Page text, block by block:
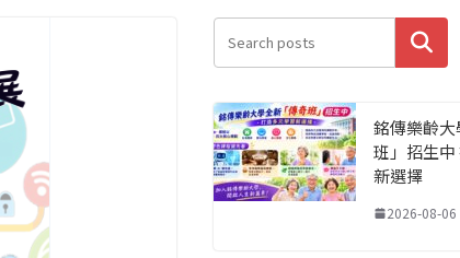
搜尋
銘傳樂齡
班」招生
新選擇
2026-08-06